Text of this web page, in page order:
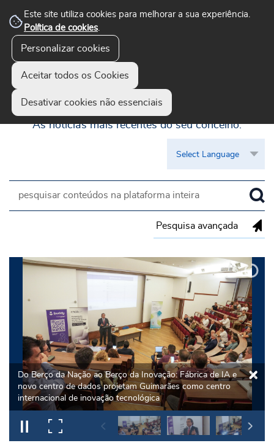
Este site utiliza cookies para melhorar a sua experiência.
Política de cookies.
Personalizar cookies
Aceitar todos os Cookies
Desativar cookies não essenciais
Pesquisa avançada
Guimarães Visível
As notícias mais recentes do seu concelho.
Do Berço da Nação ao Berço da Inovação: Fábrica de IA e
novo centro de dados projetam Guimarães como centro
internacional de inovação tecnológica